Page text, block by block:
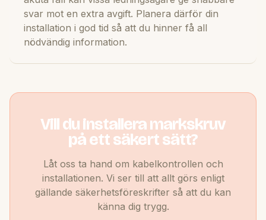
svar mot en extra avgift. Planera därför din
installation i god tid så att du hinner få all
nödvändig information.
Vill du installera markskruv
på ett säkert sätt?
Låt oss ta hand om kabelkontrollen och
installationen. Vi ser till att allt görs enligt
gällande säkerhetsföreskrifter så att du kan
känna dig trygg.